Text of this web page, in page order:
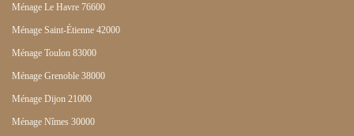
Ménage Le Havre 76600
Ménage Saint-Étienne 42000
Ménage Toulon 83000
Ménage Grenoble 38000
Ménage Dijon 21000
Ménage Nîmes 30000